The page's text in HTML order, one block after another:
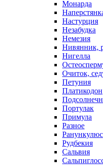
Монарда
Настурция
Незабудка
Немезия
Нивянник,
Нигелла
Очиток,
Петуния
Платикодон
Портулак
Примула
Разное
Ранункулюс
Рудбекия
Сальвия